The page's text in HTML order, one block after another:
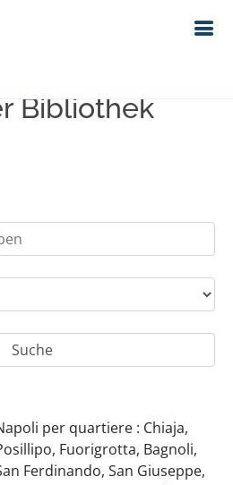
im Bestand
Bibliothek
per quartiere : Chiaja,
Fuorigrotta, Bagnoli,
Ferdinando, San Giuseppe,